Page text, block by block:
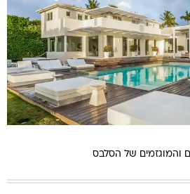
והמוגזמים של הסלבס